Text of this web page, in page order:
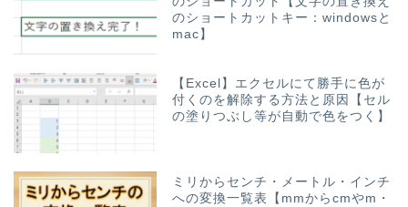
のショートカットキー：windowsと
mac】
【Excel】エクセルにて勝手に色が
付くのを解除する方法と原因【セル
の塗りつぶし等が自動で色をつく】
ミリからセンチ・メートル・インチ
への変換一覧表【mmからcmやm・